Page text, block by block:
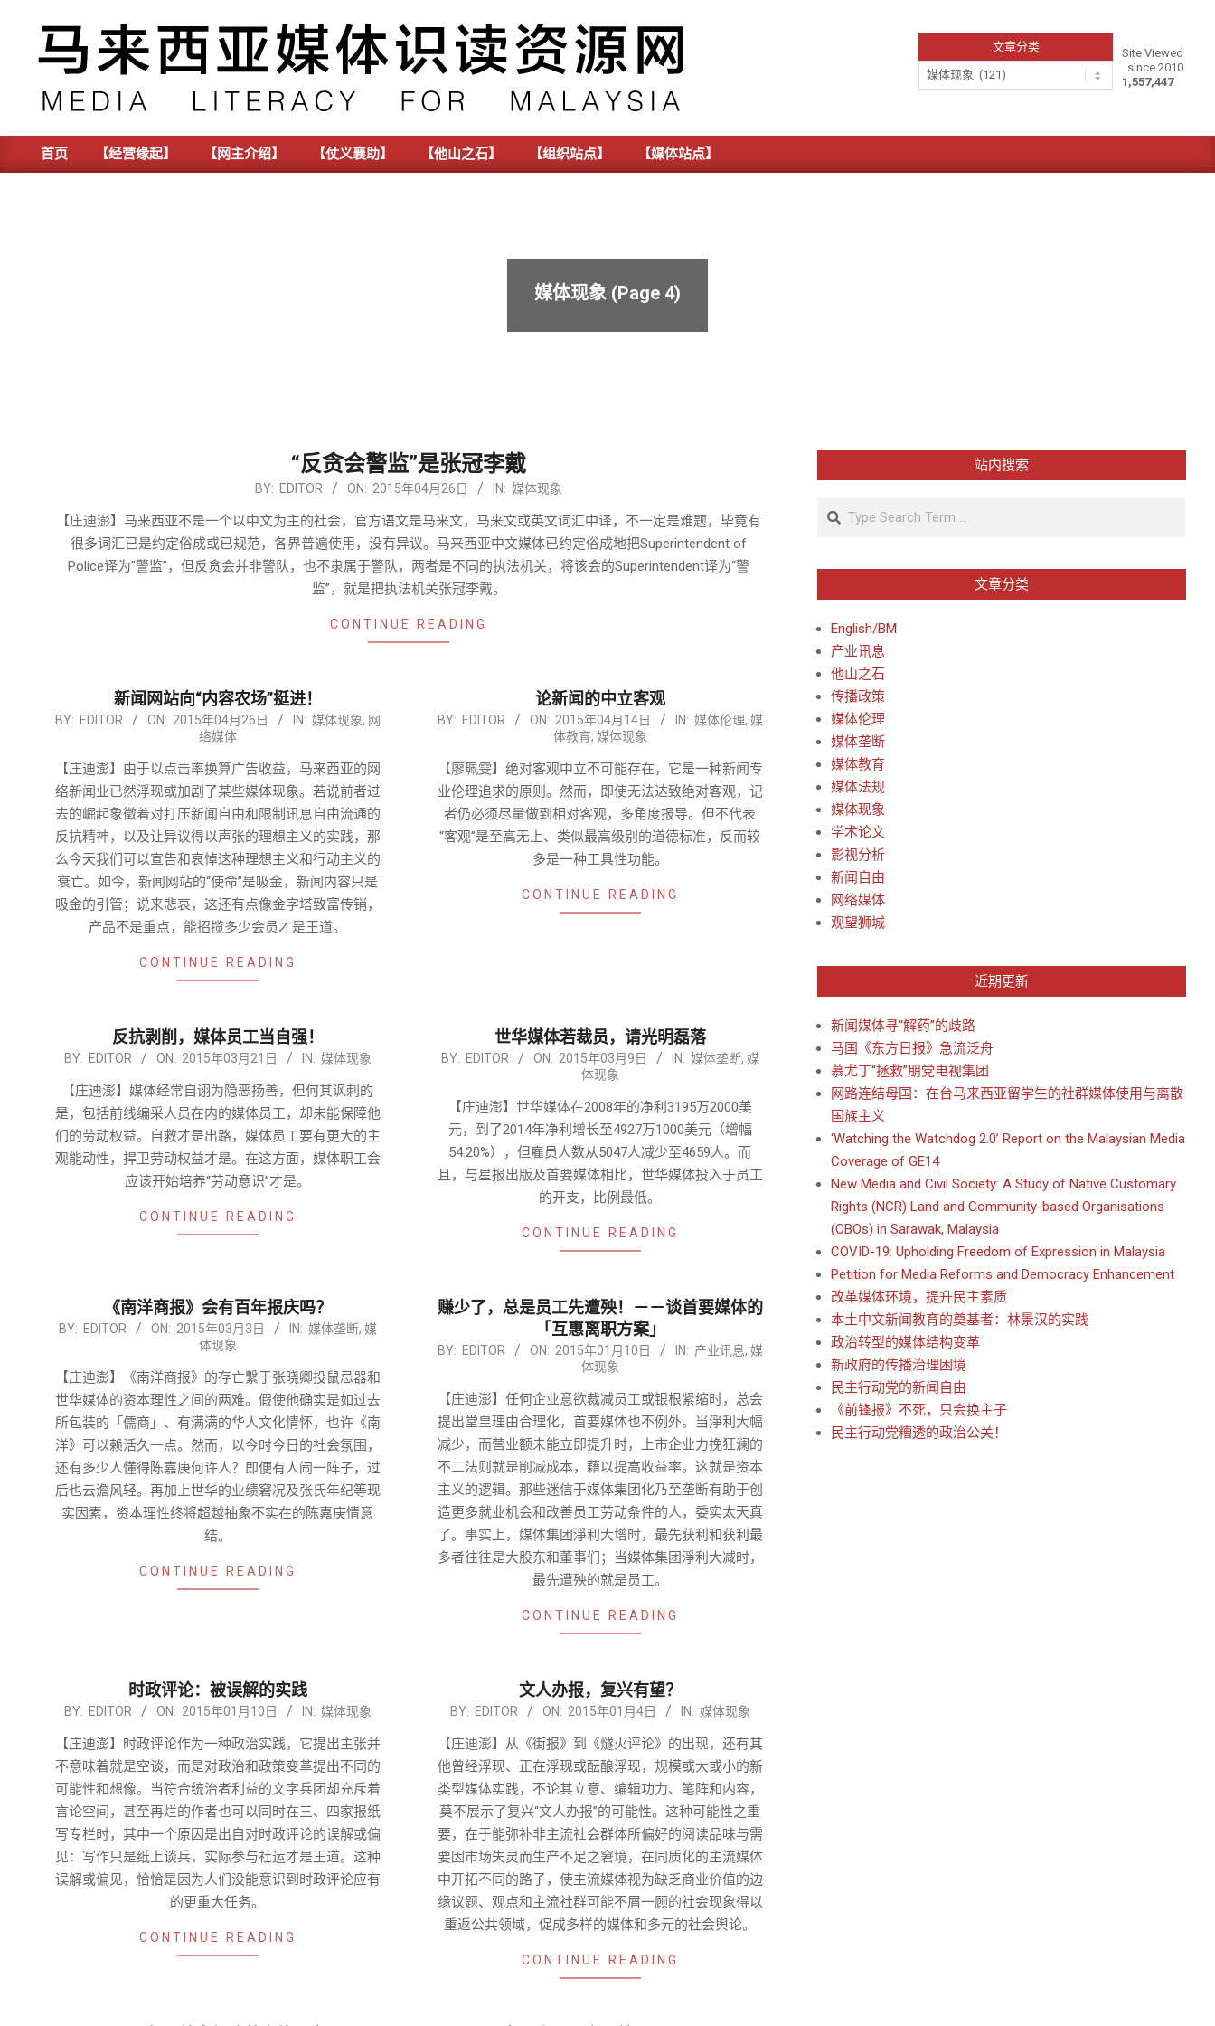
content
文章分类
文
章
Site Viewed
since 2010
1,557,447
Primary
首页 【经营缘起】 【网主介绍】 【仗义襄助】 【他山之石】 【组织站点】 【媒体站点】
媒体现象 (Page 4)
“反贪会警监”是张冠李戴
04-
BY: EDITOR ON: 2015年04月26日 IN: 媒体现象
【庄迪澎】马来西亚不是一个以中文为主的社会，官方语文是马来文，马来文或英文词汇中译，不一定是难题，毕竟有
很多词汇已是约定俗成或已规范，各界普遍使用，没有异议。马来西亚中文媒体已约定俗成地把Superintendent of
Police译为”警监”，但反贪会并非警队，也不隶属于警队，两者是不同的执法机关，将该会的Superintendent译为“警
监”，就是把执法机关张冠李戴。
CONTINUE READING
新闻网站向“内容农场”挺进！
2015-
26
BY: EDITOR ON: 2015年04月26日 IN: 媒体现象, 网
络媒体
【庄迪澎】由于以点击率换算广告收益，马来西亚的网
络新闻业已然浮现或加剧了某些媒体现象。若说前者过
去的崛起象徵着对打压新闻自由和限制讯息自由流通的
反抗精神，以及让异议得以声张的理想主义的实践，那
么今天我们可以宣告和哀悼这种理想主义和行动主义的
衰亡。如今，新闻网站的“使命”是吸金，新闻内容只是
吸金的引管；说来悲哀，这还有点像金字塔致富传销，
产品不是重点，能招揽多少会员才是王道。
CONTINUE READING
论新闻的中立客观
2015-
14
BY: EDITOR ON: 2015年04月14日 IN: 媒体伦理, 媒
体教育, 媒体现象
【廖珮雯】绝对客观中立不可能存在，它是一种新闻专
业伦理追求的原则。然而，即使无法达致绝对客观，记
者仍必须尽量做到相对客观，多角度报导。但不代表
“客观”是至高无上、类似最高级别的道德标准，反而较
多是一种工具性功能。
CONTINUE READING
反抗剥削，媒体员工当自强！
2015-
03-
21
BY: EDITOR ON: 2015年03月21日 IN: 媒体现象
【庄迪澎】媒体经常自诩为隐恶扬善，但何其讽刺的
是，包括前线编采人员在内的媒体员工，却未能保障他
们的劳动权益。自救才是出路，媒体员工要有更大的主
观能动性，捍卫劳动权益才是。在这方面，媒体职工会
应该开始培养“劳动意识”才是。
CONTINUE READING
世华媒体若裁员，请光明磊落
2015-
BY: EDITOR ON: 2015年03月9日 IN: 媒体垄断, 媒
体现象
【庄迪澎】世华媒体在2008年的净利3195万2000美
元，到了2014年净利增长至4927万1000美元（增幅
54.20%），但雇员人数从5047人减少至4659人。而
且，与星报出版及首要媒体相比，世华媒体投入于员工
的开支，比例最低。
CONTINUE READING
《南洋商报》会有百年报庆吗？
2015-
03
BY: EDITOR ON: 2015年03月3日 IN: 媒体垄断, 媒
体现象
【庄迪澎】《南洋商报》的存亡繫于张晓卿投鼠忌器和
世华媒体的资本理性之间的两难。假使他确实是如过去
所包装的「儒商」、有满满的华人文化情怀，也许《南
洋》可以赖活久一点。然而，以今时今日的社会氛围，
还有多少人懂得陈嘉庚何许人？即便有人闹一阵子，过
后也云澹风轻。再加上世华的业绩窘况及张氏年纪等现
实因素，资本理性终将超越抽象不实在的陈嘉庚情意
结。
CONTINUE READING
赚少了，总是员工先遭殃！－－谈首要媒体的
「互惠离职方案」
2015-
10
BY: EDITOR ON: 2015年01月10日 IN: 产业讯息, 媒
体现象
【庄迪澎】任何企业意欲裁减员工或银根紧缩时，总会
提出堂皇理由合理化，首要媒体也不例外。当淨利大幅
减少，而营业额未能立即提升时，上市企业力挽狂澜的
不二法则就是削减成本，藉以提高收益率。这就是资本
主义的逻辑。那些迷信于媒体集团化乃至垄断有助于创
造更多就业机会和改善员工劳动条件的人，委实太天真
了。事实上，媒体集团淨利大增时，最先获利和获利最
多者往往是大股东和董事们；当媒体集团淨利大减时，
最先遭殃的就是员工。
CONTINUE READING
时政评论：被误解的实践
2015-
01-
10
BY: EDITOR ON: 2015年01月10日 IN: 媒体现象
【庄迪澎】时政评论作为一种政治实践，它提出主张并
不意味着就是空谈，而是对政治和政策变革提出不同的
可能性和想像。当符合统治者利益的文字兵团却充斥着
言论空间，甚至再烂的作者也可以同时在三、四家报纸
写专栏时，其中一个原因是出自对时政评论的误解或偏
见：写作只是纸上谈兵，实际参与社运才是王道。这种
误解或偏见，恰恰是因为人们没能意识到时政评论应有
的更重大任务。
CONTINUE READING
文人办报，复兴有望？
2015-
01-
04
BY: EDITOR ON: 2015年01月4日 IN: 媒体现象
【庄迪澎】从《街报》到《燧火评论》的出现，还有其
他曾经浮现、正在浮现或酝酿浮现，规模或大或小的新
类型媒体实践，不论其立意、编辑功力、笔阵和内容，
莫不展示了复兴“文人办报”的可能性。这种可能性之重
要，在于能弥补非主流社会群体所偏好的阅读品味与需
要因市场失灵而生产不足之窘境，在同质化的主流媒体
中开拓不同的路子，使主流媒体视为缺乏商业价值的边
缘议题、观点和主流社群可能不屑一顾的社会现象得以
重返公共领域，促成多样的媒体和多元的社会舆论。
CONTINUE READING
站内搜索
Search
文章分类
English/BM
产业讯息
他山之石
传播政策
媒体伦理
媒体垄断
媒体教育
媒体法规
媒体现象
学术论文
影视分析
新闻自由
网络媒体
观望狮城
近期更新
新闻媒体寻“解药”的歧路
马国《东方日报》急流泛舟
慕尤丁“拯救”朋党电视集团
网路连结母国：在台马来西亚留学生的社群媒体使用与离散
国族主义
‘Watching the Watchdog 2.0’ Report on the Malaysian Media
Coverage of GE14
New Media and Civil Society: A Study of Native Customary
Rights (NCR) Land and Community-based Organisations
(CBOs) in Sarawak, Malaysia
COVID-19: Upholding Freedom of Expression in Malaysia
Petition for Media Reforms and Democracy Enhancement
改革媒体环境，提升民主素质
本土中文新闻教育的奠基者：林景汉的实践
政治转型的媒体结构变革
新政府的传播治理困境
民主行动党的新闻自由
《前锋报》不死，只会换主子
民主行动党糟透的政治公关！